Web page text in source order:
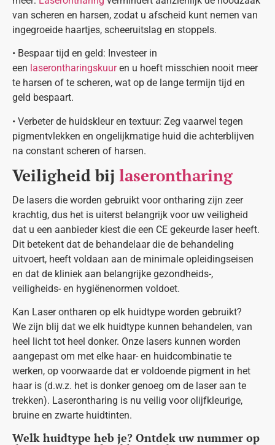
van scheren en harsen, zodat u afscheid kunt nemen van
ingegroeide haartjes, scheeruitslag en stoppels.
• Bespaar tijd en geld: Investeer in
een laserontharingskuuren u hoeft misschien nooit meer
te harsen of te scheren, wat op de lange termijn tijd en
geld bespaart.
• Verbeter de huidskleur en textuur: Zeg vaarwel tegen
pigmentvlekken en ongelijkmatige huid die achterblijven
na constant scheren of harsen.
Veiligheid bij laserontharing
De lasers die worden gebruikt voor ontharing zijn zeer
krachtig, dus het is uiterst belangrijk voor uw veiligheid
dat u een aanbieder kiest die een CE gekeurde laser heeft.
Dit betekent dat de behandelaar die de behandeling
uitvoert, heeft voldaan aan de minimale opleidingseisen
en dat de kliniek aan belangrijke gezondheids-,
veiligheids- en hygiënenormen voldoet.
Kan Laser ontharen op elk huidtype worden gebruikt?
We zijn blij dat we elk huidtype kunnen behandelen, van
heel licht tot heel donker. Onze lasers kunnen worden
aangepast om met elke haar- en huidcombinatie te
werken, op voorwaarde dat er voldoende pigment in het
haar is (d.w.z. het is donker genoeg om de laser aan te
trekken). Laserontharing is nu veilig voor olijfkleurige,
bruine en zwarte huidtinten.
Welk huidtype heb je? Ontdek uw nummer op